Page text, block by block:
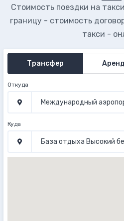
Стоимость поездки на
границу - стоимость
такси -
Трансфер
Откуда
Куда